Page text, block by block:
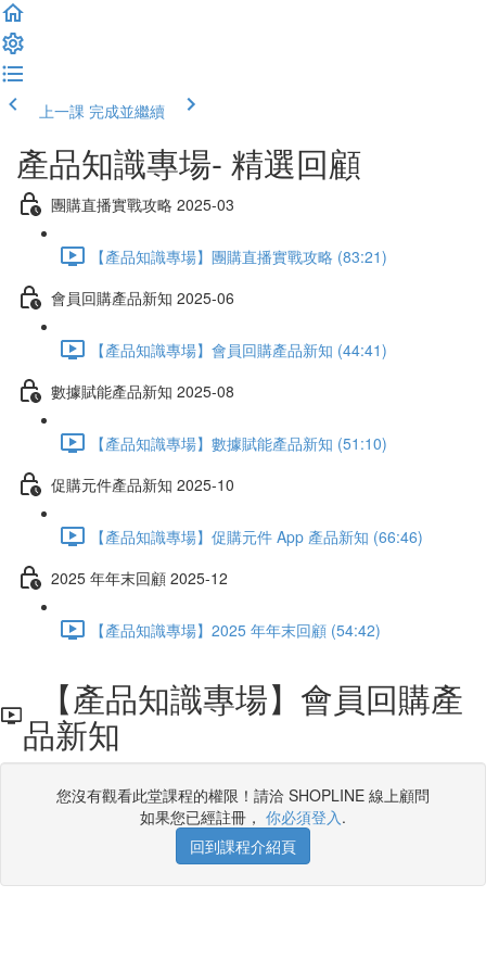
上一課 完成並繼續
產品知識專場- 精選回顧
團購直播實戰攻略 2025-03
【產品知識專場】團購直播實戰攻略 (83:21)
會員回購產品新知 2025-06
【產品知識專場】會員回購產品新知 (44:41)
數據賦能產品新知 2025-08
【產品知識專場】數據賦能產品新知 (51:10)
促購元件產品新知 2025-10
【產品知識專場】促購元件 App 產品新知 (66:46)
2025 年年末回顧 2025-12
【產品知識專場】2025 年年末回顧 (54:42)
【產品知識專場】會員回購產
品新知
您沒有觀看此堂課程的權限！請洽 SHOPLINE 線上顧問
如果您已經註冊， 你必須登入.
回到課程介紹頁